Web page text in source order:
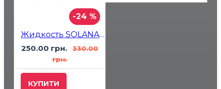
-24 %
Жидкость SOLANA LIQUID Sour Apple (Кислое Яблоко) 30мл 5%
250.00 грн.
330.00
грн.
КУПИТИ